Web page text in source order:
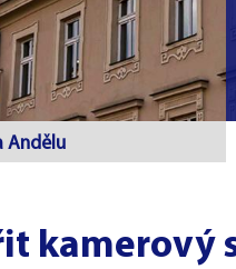
Andělu
kamerový